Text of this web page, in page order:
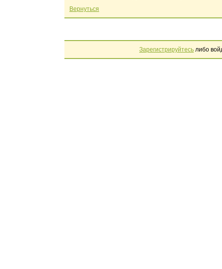
Вернуться
Зарегистрируйтесь либо